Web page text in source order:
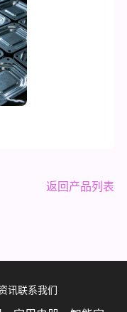
返回产品列表
讯联系我们